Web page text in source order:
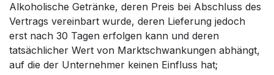
Alkoholische Getränke, deren Preis bei Abschluss des
Vertrags vereinbart wurde, deren Lieferung jedoch
erst nach 30 Tagen erfolgen kann und deren
tatsächlicher Wert von Marktschwankungen abhängt,
auf die der Unternehmer keinen Einfluss hat;